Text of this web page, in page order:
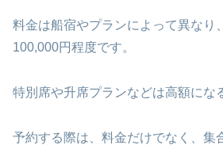
料金は船宿やプランによって異なり
100,000円程度です。
特別席や升席プランなどは高額にな
予約する際は、料金だけでなく、集